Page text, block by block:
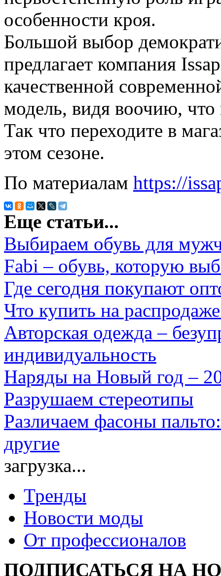
особенности кроя.
Большой выбор
предлагает компания
качественной
модель, видя воочию, что
Так что переходите в
этом сезоне.
По материалам https://
Еще статьи...
Выбираем обувь для
Fabi – обувь, которую
Где сегодня покупают
Что купить на
Авторская одежда –
индивидуальность
Наряды на Новый год –
Разрушаем стереотипы
Различаем фасоны
другие
загрузка...
Тренды
Новости моды
От профессионалов
ПОДПИСАТЬСЯ НА